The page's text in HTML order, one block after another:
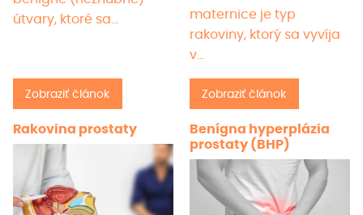
útvary, ktoré sa…
Zobraziť článok
maternice je typ
rakoviny, ktorý sa vyvíja
v…
Zobraziť článok
Rakovina prostaty
Benígna hyperplázia
prostaty (BHP)